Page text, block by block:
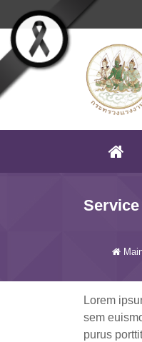
Skip to main content
Lorem
sem
purus